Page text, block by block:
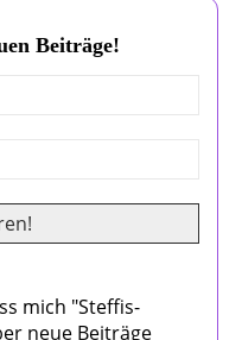
Beiträge!
mich "Steffis-
neue Beiträge